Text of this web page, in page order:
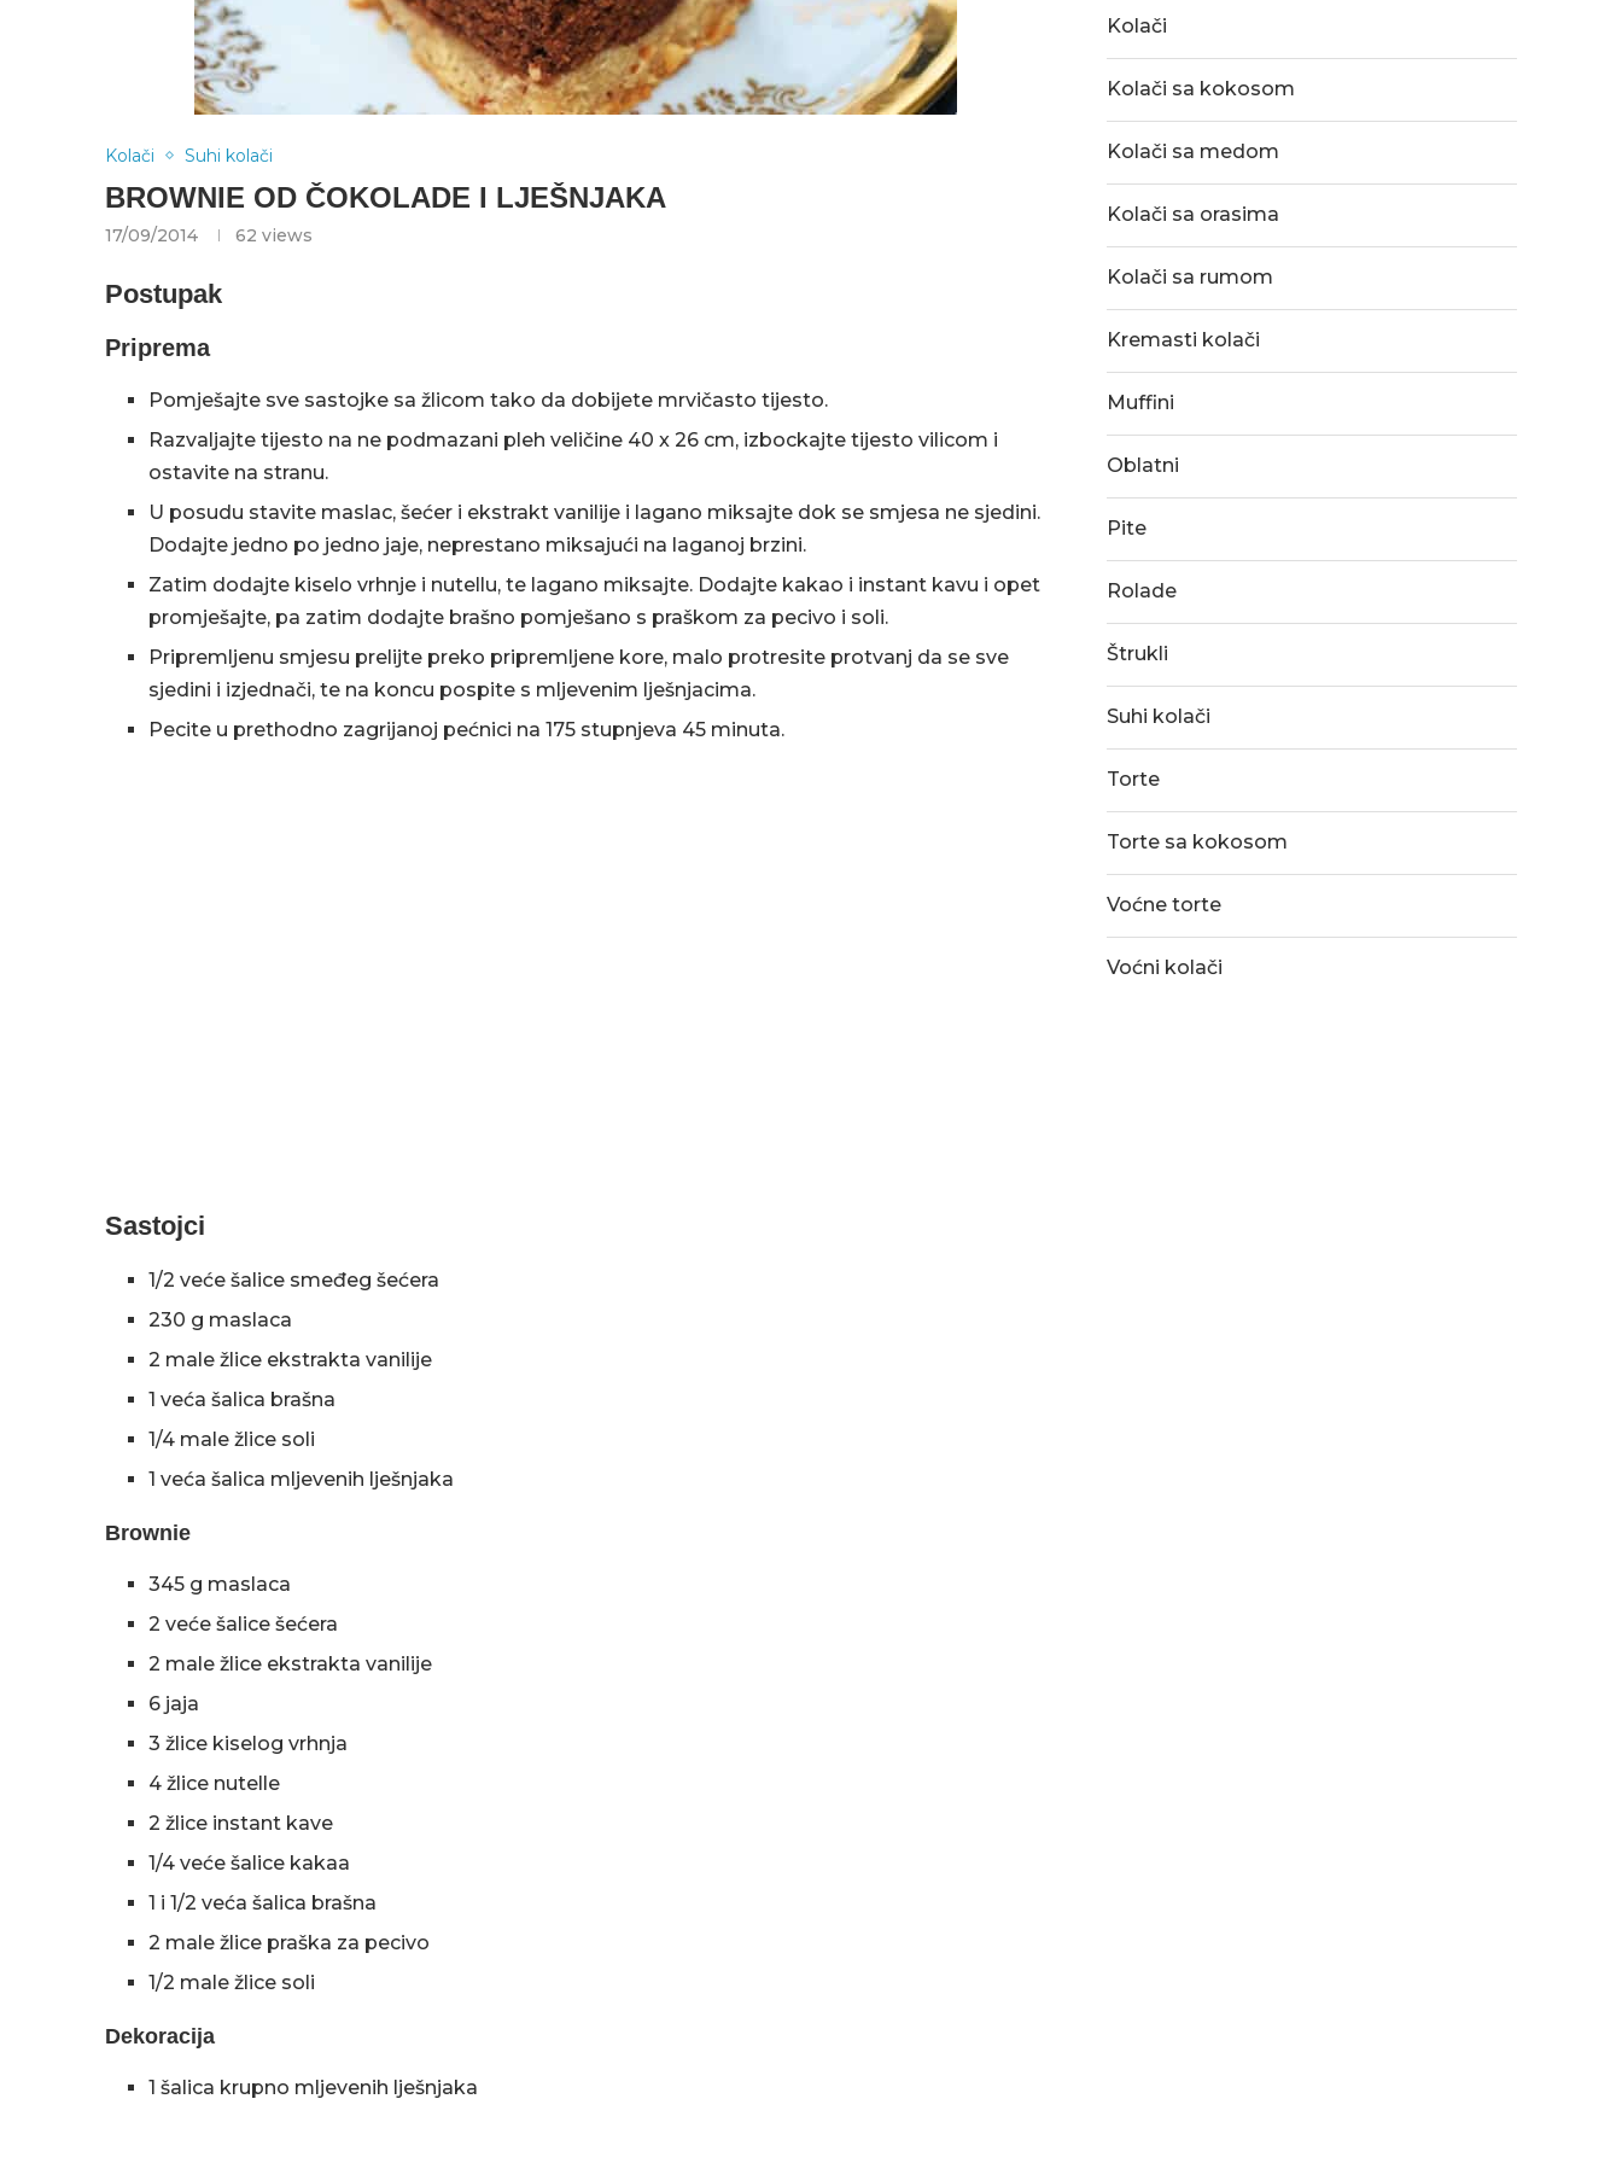
Kolači Suhi kolači
BROWNIE OD ČOKOLADE I LJEŠNJAKA
17/09/2014 62 views
Postupak
Priprema
Pomješajte sve sastojke sa žlicom tako da dobijete mrvičasto tijesto.
Razvaljajte tijesto na ne podmazani pleh veličine 40 x 26 cm, izbockajte tijesto vilicom i
ostavite na stranu.
U posudu stavite maslac, šećer i ekstrakt vanilije i lagano miksajte dok se smjesa ne sjedini.
Dodajte jedno po jedno jaje, neprestano miksajući na laganoj brzini.
Zatim dodajte kiselo vrhnje i nutellu, te lagano miksajte. Dodajte kakao i instant kavu i opet
promješajte, pa zatim dodajte brašno pomješano s praškom za pecivo i soli.
Pripremljenu smjesu prelijte preko pripremljene kore, malo protresite protvanj da se sve
sjedini i izjednači, te na koncu pospite s mljevenim lješnjacima.
Pecite u prethodno zagrijanoj pećnici na 175 stupnjeva 45 minuta.
Sastojci
1/2 veće šalice smeđeg šećera
230 g maslaca
2 male žlice ekstrakta vanilije
1 veća šalica brašna
1/4 male žlice soli
1 veća šalica mljevenih lješnjaka
Brownie
345 g maslaca
2 veće šalice šećera
2 male žlice ekstrakta vanilije
6 jaja
3 žlice kiselog vrhnja
4 žlice nutelle
2 žlice instant kave
1/4 veće šalice kakaa
1 i 1/2 veća šalica brašna
2 male žlice praška za pecivo
1/2 male žlice soli
Dekoracija
1 šalica krupno mljevenih lješnjaka
Kolači
Kolači sa kokosom
Kolači sa medom
Kolači sa orasima
Kolači sa rumom
Kremasti kolači
Muffini
Oblatni
Pite
Rolade
Štrukli
Suhi kolači
Torte
Torte sa kokosom
Voćne torte
Voćni kolači